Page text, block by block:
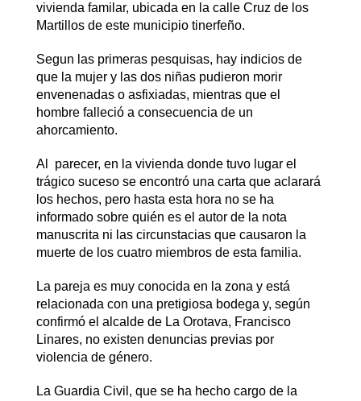
vivienda familar, ubicada en la calle Cruz de los
Martillos de este municipio tinerfeño.
Segun las primeras pesquisas, hay indicios de
que la mujer y las dos niñas pudieron morir
envenenadas o asfixiadas, mientras que el
hombre falleció a consecuencia de un
ahorcamiento.
Al parecer, en la vivienda donde tuvo lugar el
trágico suceso se encontró una carta que aclarará
los hechos, pero hasta esta hora no se ha
informado sobre quién es el autor de la nota
manuscrita ni las circunstacias que causaron la
muerte de los cuatro miembros de esta familia.
La pareja es muy conocida en la zona y está
relacionada con una pretigiosa bodega y, según
confirmó el alcalde de La Orotava, Francisco
Linares, no existen denuncias previas por
violencia de género.
La Guardia Civil, que se ha hecho cargo de la